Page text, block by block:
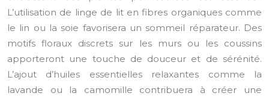
L’utilisation de linge de lit en fibres organiques comme
le lin ou la soie favorisera un sommeil réparateur. Des
motifs floraux discrets sur les murs ou les coussins
apporteront une touche de douceur et de sérénité.
L’ajout d’huiles essentielles relaxantes comme la
lavande ou la camomille contribuera à créer une